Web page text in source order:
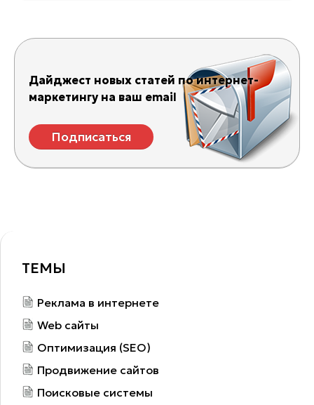
Дайджест новых статей по интернет-
маркетингу на ваш email
Подписаться
ТЕМЫ
Реклама в интернете
Web сайты
Оптимизация (SEO)
Продвижение сайтов
Поисковые системы